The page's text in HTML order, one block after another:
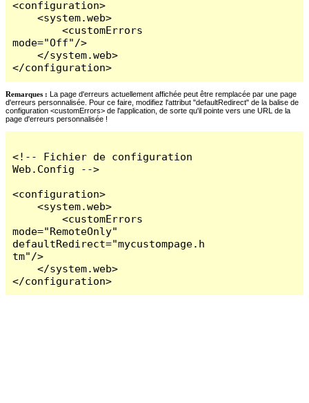
<configuration>
    <system.web>
        <customErrors
mode="Off"/>
    </system.web>
</configuration>
Remarques : La page d'erreurs actuellement affichée peut être remplacée par une page
d'erreurs personnalisée. Pour ce faire, modifiez l'attribut "defaultRedirect" de la balise de
configuration <customErrors> de l'application, de sorte qu'il pointe vers une URL de la
page d'erreurs personnalisée !
<!-- Fichier de configuration
Web.Config -->
<configuration>
    <system.web>
        <customErrors
mode="RemoteOnly"
defaultRedirect="mycustompage.h
tm"/>
    </system.web>
</configuration>